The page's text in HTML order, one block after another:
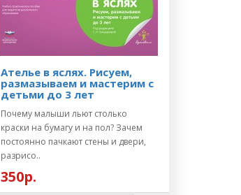
Ателье в яслях. Рисуем,
размазываем и мастерим с
детьми до 3 лет
Почему малыши льют столько
краски на бумагу и на пол? Зачем
постоянно пачкают стены и двери,
разрисо..
350р.